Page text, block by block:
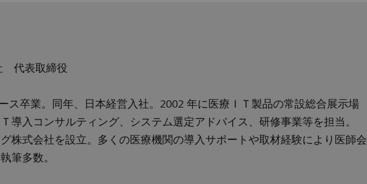
代表取締役
ス卒業。同年、日本経営入社。2002 年に医療ＩＴ製品の常設総合展示場
導入コンサルティング、システム選定アドバイス、研修事業等を担当。
株式会社を設立。多くの医療機関の導入サポートや取材経験により医師会
筆多数。